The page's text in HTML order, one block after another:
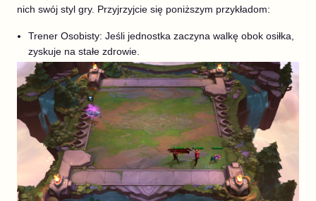
nich swój styl gry. Przyjrzyjcie się poniższym przykładom:
Trener Osobisty: Jeśli jednostka zaczyna walkę obok osiłka,
zyskuje na stałe zdrowie.